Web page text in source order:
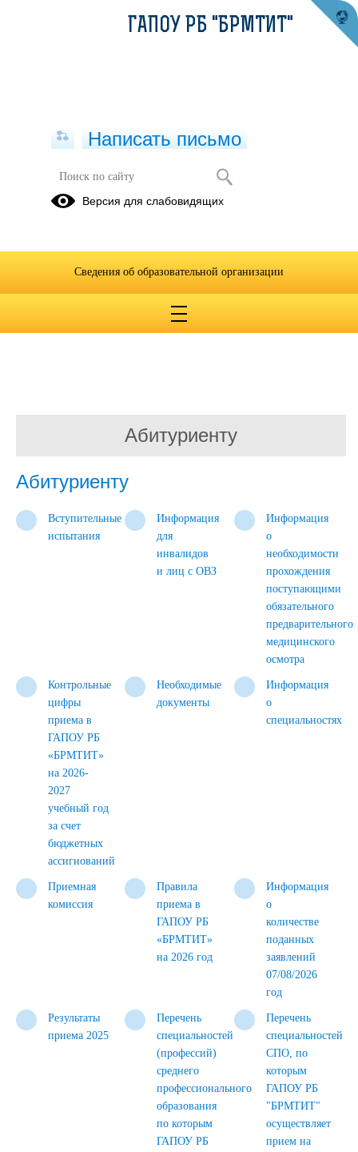
Абитуриенту
Абитуриенту
Вступительные
испытания
Информация
для
инвалидов
и лиц с ОВЗ
Информация
о
необходимости
прохождения
поступающими
обязательного
предварительного
медицинского
осмотра
Контрольные
цифры
приема в
ГАПОУ РБ
«БРМТИТ»
на 2026-
2027
учебный год
за счет
бюджетных
ассигнований
Необходимые
документы
Информация
о
специальностях
Приемная
комиссия
Правила
приема в
ГАПОУ РБ
«БРМТИТ»
на 2026 год
Информация
о
количестве
поданных
заявлений
07/08/2026
год
Результаты
приема 2025
Перечень
специальностей
(профессий)
среднего
профессионального
образования
по которым
ГАПОУ РБ
Перечень
специальностей
СПО, по
которым
ГАПОУ РБ
"БРМТИТ"
осуществляет
прием на
ГАПОУ РБ "БРМТИТ"
Написать письмо
Версия для слабовидящих
Сведения об образовательной организации